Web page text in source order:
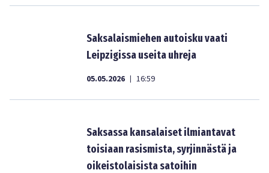
Saksalaismiehen autoisku vaati
Leipzigissa useita uhreja
05.05.2026 | 16:59
Saksassa kansalaiset ilmiantavat
toisiaan rasismista, syrjinnästä ja
oikeistolaisista satoihin